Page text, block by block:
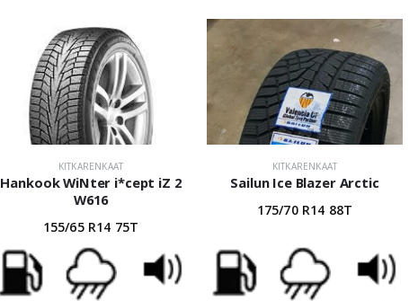
KITKARENKAAT
Hankook WiNter i*cept iZ 2
W616
155/65 R14 75T
KITKARENKAAT
Sailun Ice Blazer Arctic
175/70 R14 88T